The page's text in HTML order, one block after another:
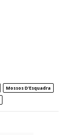
Mossos D'Esquadra